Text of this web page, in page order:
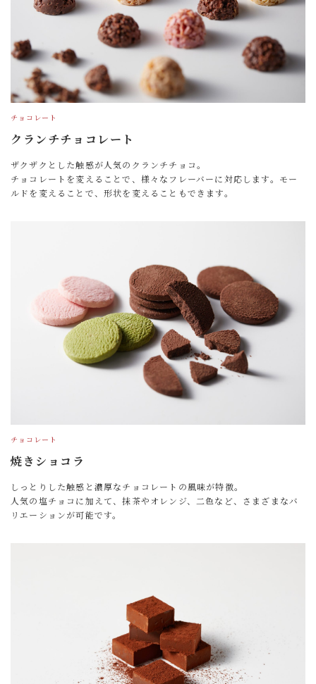
チョコレート
クランチチョコレート
ザクザクとした触感が人気のクランチチョコ。
チョコレートを変えることで、様々なフレーバーに対応します。モー
ルドを変えることで、形状を変えることもできます。
チョコレート
焼きショコラ
しっとりした触感と濃厚なチョコレートの風味が特徴。
人気の塩チョコに加えて、抹茶やオレンジ、二色など、さまざまなバ
リエーションが可能です。